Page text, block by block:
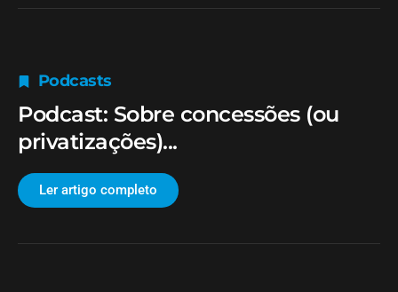
Podcasts
Podcast: Sobre concessões (ou
privatizações)...
Ler artigo completo